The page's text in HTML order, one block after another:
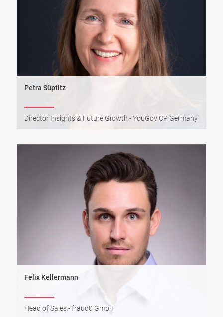
Petra Süptitz
Director Insights & Future Growth - YouGov CP Germany
Felix Kellermann
Head of Sales - fraud0 GmbH